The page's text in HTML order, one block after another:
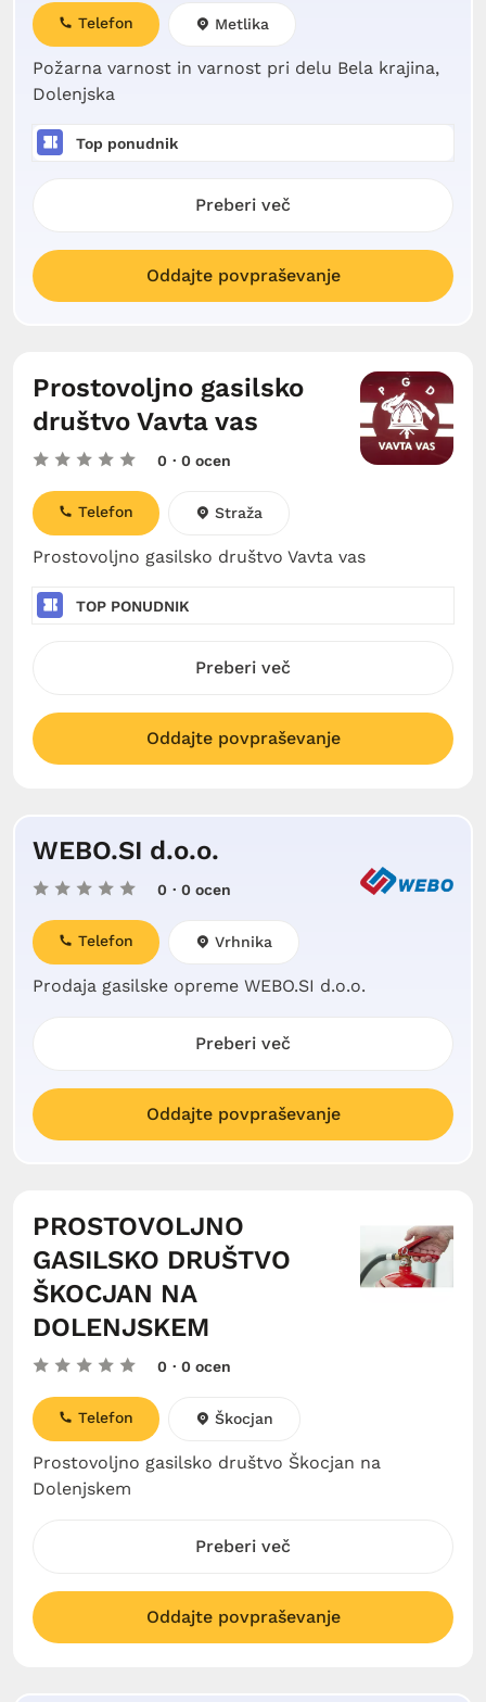
Požarna varnost in varnost pri delu Bela krajina,
Dolenjska
Telefon Metlika
Top ponudnik
Preberi več
Oddajte povpraševanje
Prostovoljno gasilsko
društvo Vavta vas
0 · 0 ocen
Prostovoljno gasilsko društvo Vavta vas
Telefon Straža
TOP PONUDNIK
Preberi več
Oddajte povpraševanje
WEBO.SI d.o.o.
0 · 0 ocen
Prodaja gasilske opreme WEBO.SI d.o.o.
Telefon Vrhnika
Preberi več
Oddajte povpraševanje
PROSTOVOLJNO
GASILSKO DRUŠTVO
ŠKOCJAN NA
DOLENJSKEM
0 · 0 ocen
Prostovoljno gasilsko društvo Škocjan na
Dolenjskem
Telefon Škocjan
Preberi več
Oddajte povpraševanje